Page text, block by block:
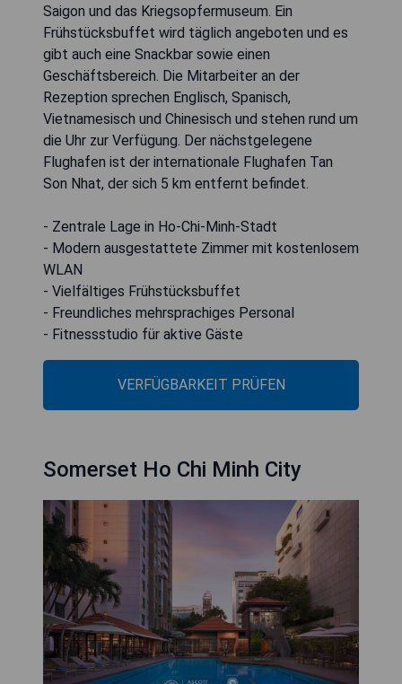
Saigon und das Kriegsopfermuseum. Ein
Frühstücksbuffet wird täglich angeboten und es
gibt auch eine Snackbar sowie einen
Geschäftsbereich. Die Mitarbeiter an der
Rezeption sprechen Englisch, Spanisch,
Vietnamesisch und Chinesisch und stehen rund um
die Uhr zur Verfügung. Der nächstgelegene
Flughafen ist der internationale Flughafen Tan
Son Nhat, der sich 5 km entfernt befindet.
- Zentrale Lage in Ho-Chi-Minh-Stadt
- Modern ausgestattete Zimmer mit kostenlosem
WLAN
- Vielfältiges Frühstücksbuffet
- Freundliches mehrsprachiges Personal
- Fitnessstudio für aktive Gäste
VERFÜGBARKEIT PRÜFEN
Somerset Ho Chi Minh City